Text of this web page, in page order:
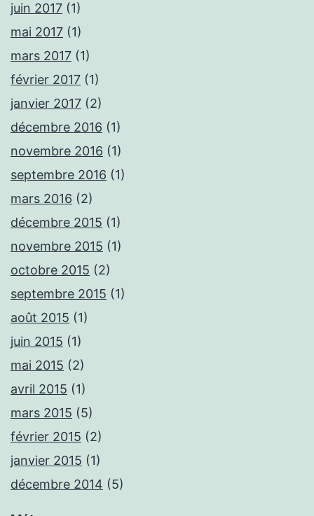
juin 2017 (1)
mai 2017 (1)
mars 2017 (1)
février 2017 (1)
janvier 2017 (2)
décembre 2016 (1)
novembre 2016 (1)
septembre 2016 (1)
mars 2016 (2)
décembre 2015 (1)
novembre 2015 (1)
octobre 2015 (2)
septembre 2015 (1)
août 2015 (1)
juin 2015 (1)
mai 2015 (2)
avril 2015 (1)
mars 2015 (5)
février 2015 (2)
janvier 2015 (1)
décembre 2014 (5)